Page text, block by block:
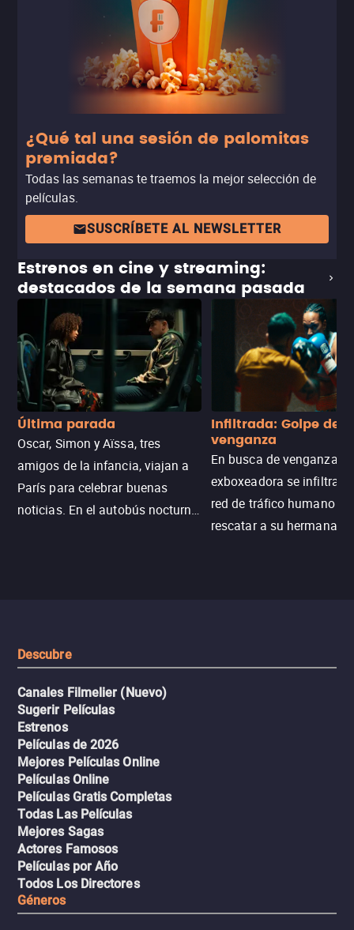
paso en una nueva dirección para el Universo
Cinematográfico de Marvel. La película estará disponible
próximamente en Disney+.
¿Qué tal una sesión de palomitas
premiada?
Todas las semanas te traemos la mejor selección de
películas.
SUSCRÍBETE AL NEWSLETTER
Estrenos en cine y streaming:
destacados de la semana pasada
Última parada
Oscar, Simon y Aïssa, tres
amigos de la infancia, viajan a
París para celebrar buenas
noticias. En el autobús nocturno
Infiltrada: Golpe de
venganza
En busca de venganza,
exboxeadora se infiltra
red de tráfico humano
rescatar a su hermana
Descubre
Canales Filmelier (Nuevo)
Sugerir Películas
Estrenos
Películas de 2026
Mejores Películas Online
Películas Online
Películas Gratis Completas
Todas Las Películas
Mejores Sagas
Actores Famosos
Películas por Año
Todos Los Directores
Géneros